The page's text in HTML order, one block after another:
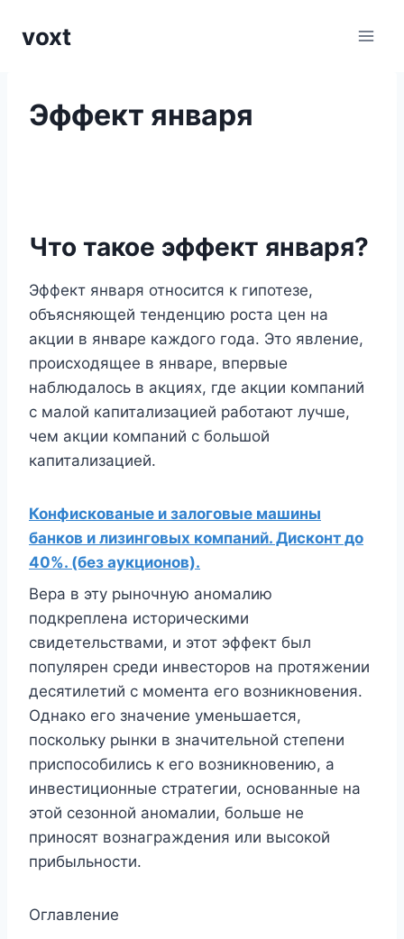
voxt
Эффект января
Что такое эффект января?
Эффект января относится к гипотезе,
объясняющей тенденцию роста цен на
акции в январе каждого года. Это явление,
происходящее в январе, впервые
наблюдалось в акциях, где акции компаний
с малой капитализацией работают лучше,
чем акции компаний с большой
капитализацией.
Конфискованые и залоговые машины
банков и лизинговых компаний. Дисконт до
40%. (без аукционов).
Вера в эту рыночную аномалию
подкреплена историческими
свидетельствами, и этот эффект был
популярен среди инвесторов на протяжении
десятилетий с момента его возникновения.
Однако его значение уменьшается,
поскольку рынки в значительной степени
приспособились к его возникновению, а
инвестиционные стратегии, основанные на
этой сезонной аномалии, больше не
приносят вознаграждения или высокой
прибыльности.
Оглавление